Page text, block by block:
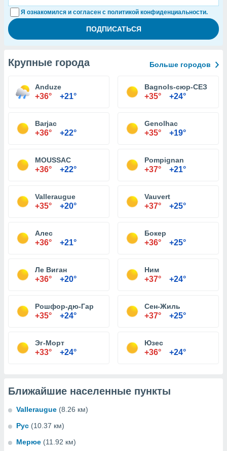
Я ознакомился и согласен с политикой конфиденциальности.
Крупные города Больше городов
Anduze
+36° +21°
Bagnols-сюр-СЕЗ
+35° +24°
Barjac
+36° +22°
Genolhac
+35° +19°
MOUSSAC
+36° +22°
Pompignan
+37° +21°
Valleraugue
+35° +20°
Vauvert
+37° +25°
Алес
+36° +21°
Бокер
+36° +25°
Ле Виган
+36° +20°
Ним
+37° +24°
Рошфор-дю-Гар
+35° +24°
Сен-Жиль
+37° +25°
Эг-Морт
+33° +24°
Юзес
+36° +24°
Ближайшие населенные пункты
Valleraugue (8.26 км)
Рус (10.37 км)
Мерюе (11.92 км)